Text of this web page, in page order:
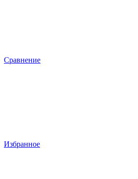
Сравнение
Избранное